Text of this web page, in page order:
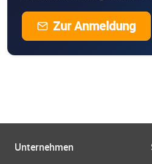
Zur Anmeldung
Unternehmen